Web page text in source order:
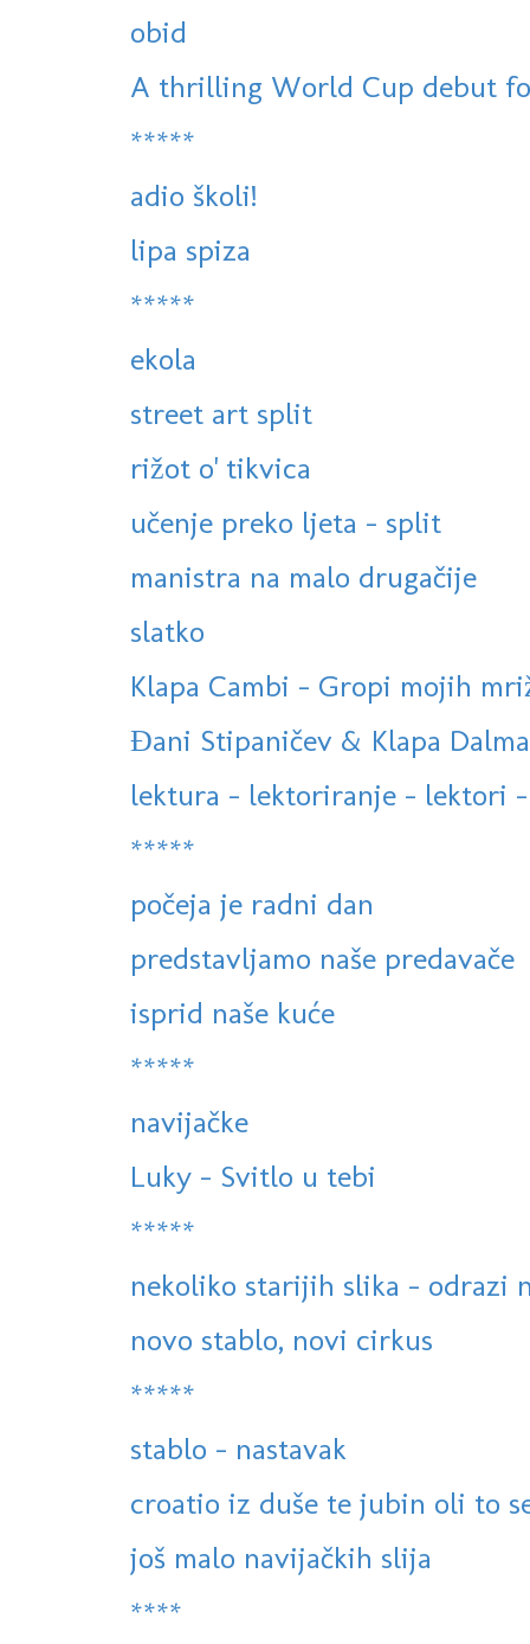
obid
A thrilling World Cup debut
*****
adio školi!
lipa spiza
*****
ekola
street art split
rižot o' tikvica
učenje preko ljeta - split
manistra na malo drugačije
slatko
Klapa Cambi - Gropi mojih
Đani Stipaničev & Klapa
lektura - lektoriranje - lektori
*****
počeja je radni dan
predstavljamo naše predavače
isprid naše kuće
*****
navijačke
Luky - Svitlo u tebi
*****
nekoliko starijih slika - odrazi
novo stablo, novi cirkus
*****
stablo - nastavak
croatio iz duše te jubin oli to
još malo navijačkih slija
****